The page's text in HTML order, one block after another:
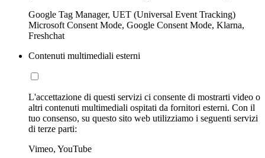
Google Tag Manager, UET (Universal Event Tracking)
Microsoft Consent Mode, Google Consent Mode, Klarna,
Freshchat
Contenuti multimediali esterni
L'accettazione di questi servizi ci consente di mostrarti video o
altri contenuti multimediali ospitati da fornitori esterni. Con il
tuo consenso, su questo sito web utilizziamo i seguenti servizi
di terze parti:
Vimeo, YouTube